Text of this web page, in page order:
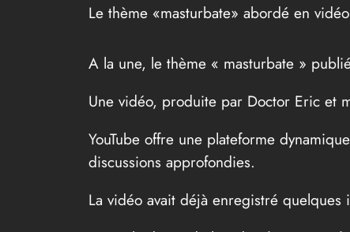
Le thème «masturbate» abordé en
A la une, le thème « masturbate »
Une vidéo, produite par Doctor Eric et
YouTube offre une plateforme
discussions approfondies.
La vidéo avait déjà enregistré quelques